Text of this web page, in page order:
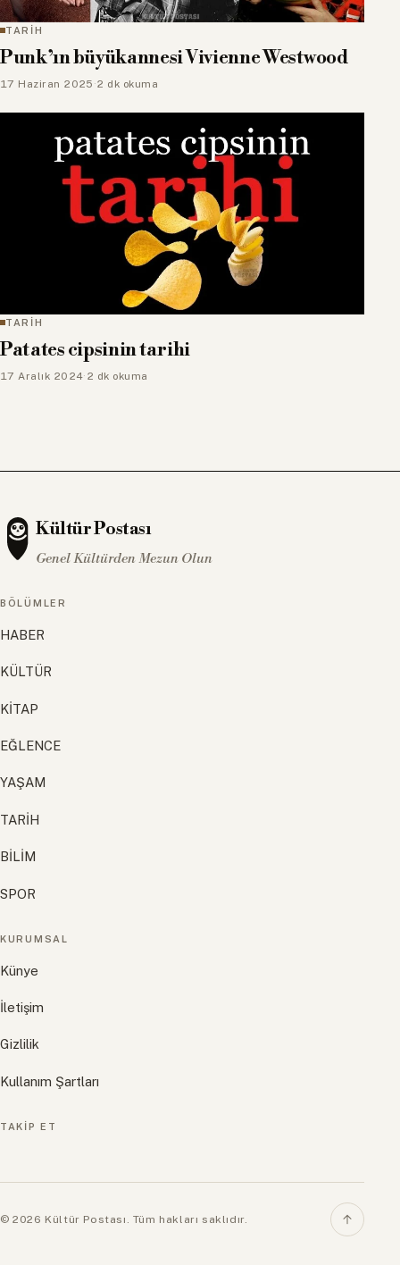
TARİH
Punk’ın büyükannesi Vivienne Westwood
17 Haziran 2025 ·2 dk okuma
TARİH
Patates cipsinin tarihi
17 Aralık 2024· 2 dk okuma
Kültür Postası
Genel Kültürden Mezun Olun
BÖLÜMLER
HABER
KÜLTÜR
KİTAP
EĞLENCE
YAŞAM
TARİH
BİLİM
SPOR
KURUMSAL
Künye
İletişim
Gizlilik
Kullanım Şartları
TAKIP ET
© 2026 Kültür Postası. Tüm hakları saklıdır.